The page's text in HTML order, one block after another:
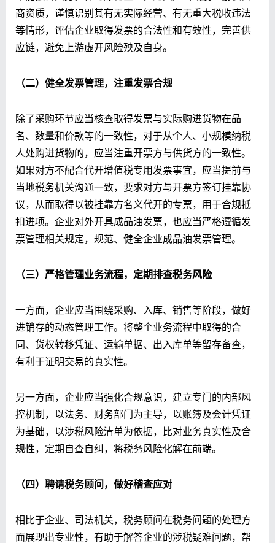
商资质，谨慎识别其有无实际经营、有无重大税收违法
等情形，评估企业取得发票的合法性和有效性，完善供
应链，避免上游虚开风险殃及自身。
（二）健全发票管理，注重发票合规
除了采购环节应当核查取得发票与实际购进货物在品
名、数量和价款等的一致性，对于从个人、小规模纳税
人处购进货物的，应当注重开票方与供货方的一致性。
如果对方不配合代开增值税专用发票事宜，应当提前与
当地税务机关沟通一致，要求对方与开票方签订挂靠协
议，从而取得以被挂靠方名义代开的专票，用于合规抵
扣进项。企业对外开具成品油发票，也应当严格遵循发
票管理相关规定，规范、健全企业成品油发票管理。
（三）严格管理业务流程，定期排查税务风险
一方面，企业应当围绕采购、入库、销售等阶段，做好
进销存的动态管理工作。将整个业务流程中取得的合
同、货权转移凭证、运输单据、出入库单等留存备查，
有利于证明交易的真实性。
另一方面，企业应当强化合规意识，建立专门的内部风
控机制，以法务、财务部门为主导，以账簿及会计凭证
为基础，以涉税风险清单为依据，比对业务真实性及合
规性，定期自查自纠，将税务风险化解在前端。
（四）聘请税务顾问，做好稽查应对
相比于企业、司法机关，税务顾问在税务问题的处理方
面展现出专业性，有助于解答企业的涉税疑难问题，帮